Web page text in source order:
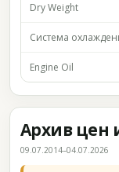
Dry Weight
Система
Engine Oil
Архив цен
09.07.2014–04.07.2026